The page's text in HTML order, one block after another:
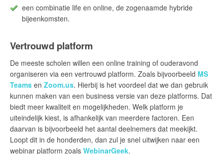
een combinatie life en online, de zogenaamde hybride
bijeenkomsten.
Vertrouwd platform
De meeste scholen willen een online training of ouderavond
organiseren via een vertrouwd platform. Zoals bijvoorbeeld MS
Teams en Zoom.us. Hierbij is het voordeel dat we dan gebruik
kunnen maken van een business versie van deze platforms. Dat
biedt meer kwaliteit en mogelijkheden. Welk platform je
uiteindelijk kiest, is afhankelijk van meerdere factoren. Een
daarvan is bijvoorbeeld het aantal deelnemers dat meekijkt.
Loopt dit in de honderden, dan zul je snel uitwijken naar een
webinar platform zoals WebinarGeek.